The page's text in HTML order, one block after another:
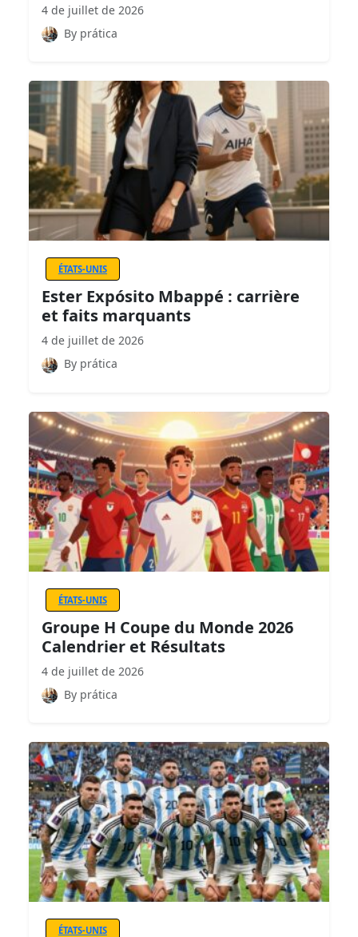
4 de juillet de 2026
By prática
ÉTATS-UNIS
Ester Expósito Mbappé : carrière
et faits marquants
4 de juillet de 2026
By prática
ÉTATS-UNIS
Groupe H Coupe du Monde 2026
Calendrier et Résultats
4 de juillet de 2026
By prática
ÉTATS-UNIS